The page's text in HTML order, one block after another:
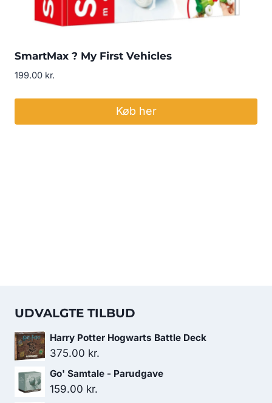
SmartMax ? My First Vehicles
199.00 kr.
Køb her
UDVALGTE TILBUD
Harry Potter Hogwarts Battle Deck
375.00 kr.
Go' Samtale - Parudgave
159.00 kr.